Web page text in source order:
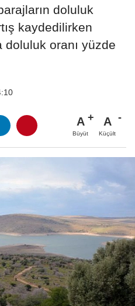
doluluk
kaydedilirken
doluluk oranı yüzde
A
Büyüt
A
Küçült